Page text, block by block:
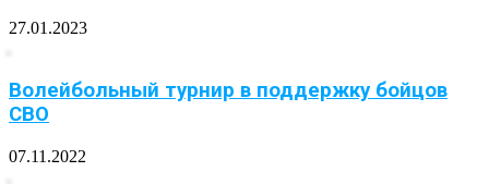
27.01.2023
Волейбольный турнир в поддержку бойцов
СВО
07.11.2022